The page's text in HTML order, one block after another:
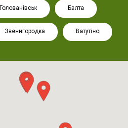
Голованівськ Балта
Звенигородка Ватутіно